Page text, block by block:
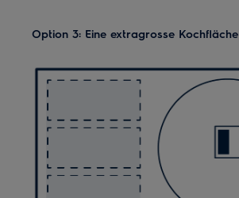
Option 3: Eine extragrosse Kochfläche